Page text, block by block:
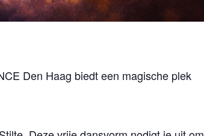
Den Haag biedt een magische plek